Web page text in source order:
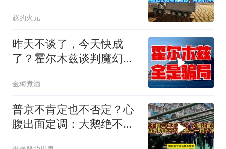
赵的火元
昨天不谈了，今天快成
了？霍尔木兹谈判魔幻反
金梅煮酒
普京不肯定也不否定？心
腹出面定调：大鹅绝不打